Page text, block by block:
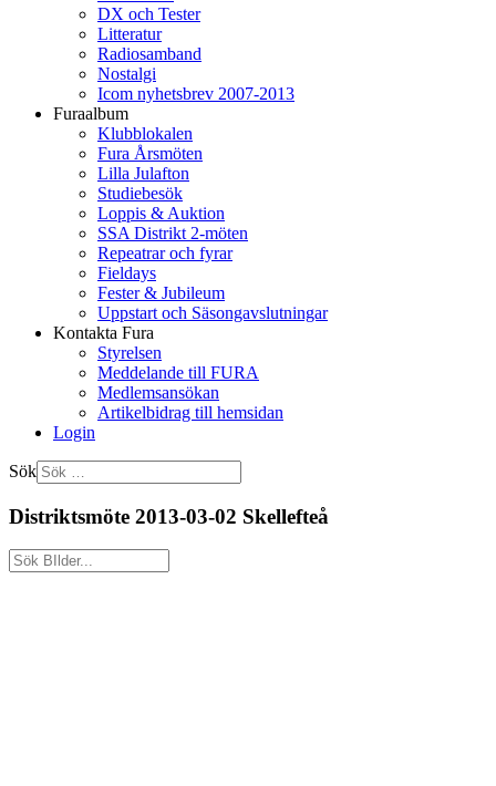
DX och Tester
Litteratur
Radiosamband
Nostalgi
Icom nyhetsbrev 2007-2013
Furaalbum
Klubblokalen
Fura Årsmöten
Lilla Julafton
Studiebesök
Loppis & Auktion
SSA Distrikt 2-möten
Repeatrar och fyrar
Fieldays
Fester & Jubileum
Uppstart och Säsongavslutningar
Kontakta Fura
Styrelsen
Meddelande till FURA
Medlemsansökan
Artikelbidrag till hemsidan
Login
Sök
Distriktsmöte 2013-03-02 Skellefteå